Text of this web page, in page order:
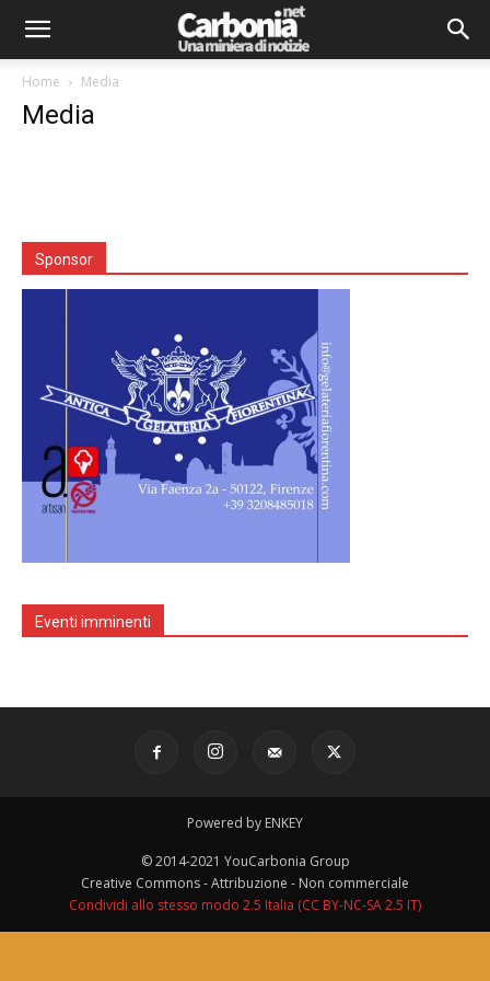
Home Media
Media
Sponsor
Eventi imminenti
Powered by ENKEY
© 2014-2021 YouCarbonia Group
Creative Commons - Attribuzione - Non commerciale
Condividi allo stesso modo 2.5 Italia (CC BY-NC-SA 2.5 IT)